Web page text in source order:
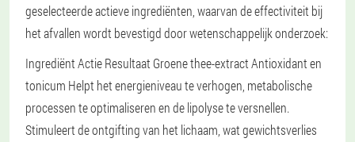
geselecteerde actieve ingrediënten, waarvan de effectiviteit bij
het afvallen wordt bevestigd door wetenschappelijk onderzoek:
Ingrediënt Actie Resultaat Groene thee-extract Antioxidant en
tonicum Helpt het energieniveau te verhogen, metabolische
processen te optimaliseren en de lipolyse te versnellen.
Stimuleert de ontgifting van het lichaam, wat gewichtsverlies